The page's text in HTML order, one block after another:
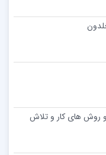
روش های کار و تلاش